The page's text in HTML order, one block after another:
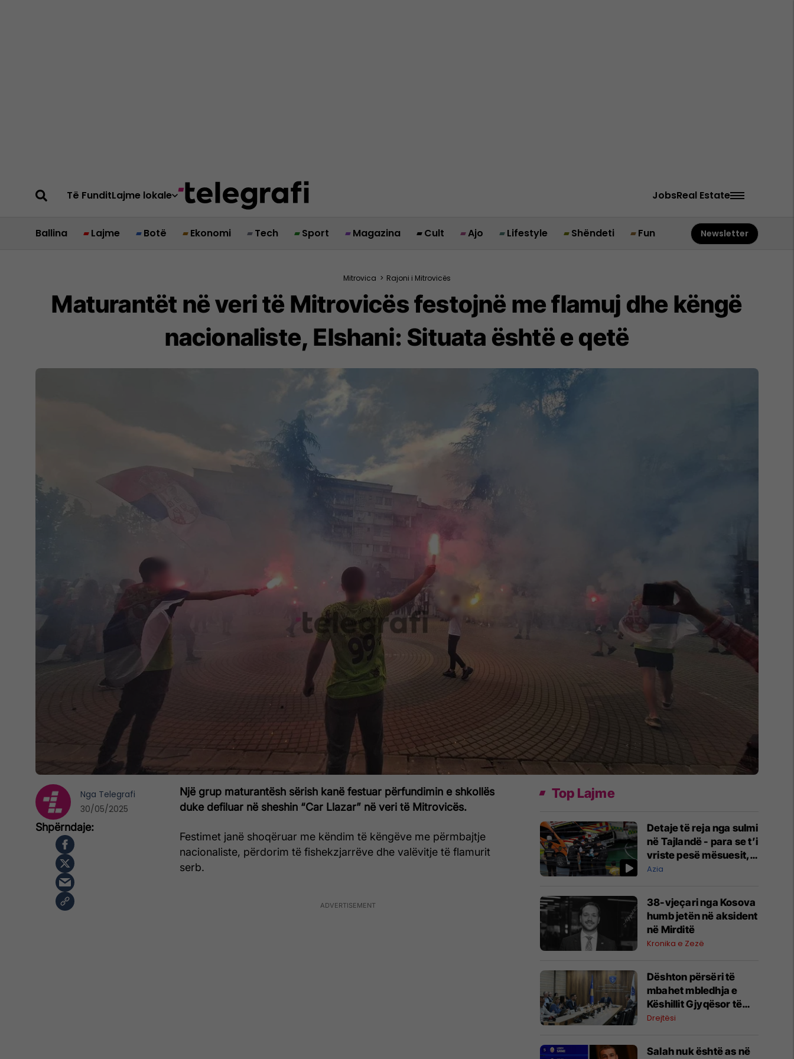
Të FunditLajme lokale JobsReal Estate
Ballina Lajme Botë Ekonomi Tech Sport Magazina Cult Ajo Lifestyle Shëndeti Fun Newsletter
Mitrovica > Rajoni i Mitrovicës
Maturantët në veri të Mitrovicës festojnë me flamuj dhe këngë
nacionaliste, Elshani: Situata është e qetë
Një grup maturantësh sërish kanë festuar përfundimin e shkollës
duke defiluar në sheshin “Car Llazar” në veri të Mitrovicës.
Festimet janë shoqëruar me këndim të këngëve me përmbajtje
nacionaliste, përdorim të fishekzjarrëve dhe valëvitje të flamurit
serb.
Nga Telegrafi
30/05/2025
Top Lajme
Detaje të reja nga sulmi
në Tajlandë - para se t’i
vriste pesë mësuesit,
nxënësi kishte vrarë
Azia
38-vjeçari nga Kosova
humb jetën në aksident
në Mirditë
Kronika e Zezë
​Dështon përsëri të
mbahet mbledhja e
Këshillit Gjyqësor të
Kosovës
Drejtësi
Salah nuk është as në